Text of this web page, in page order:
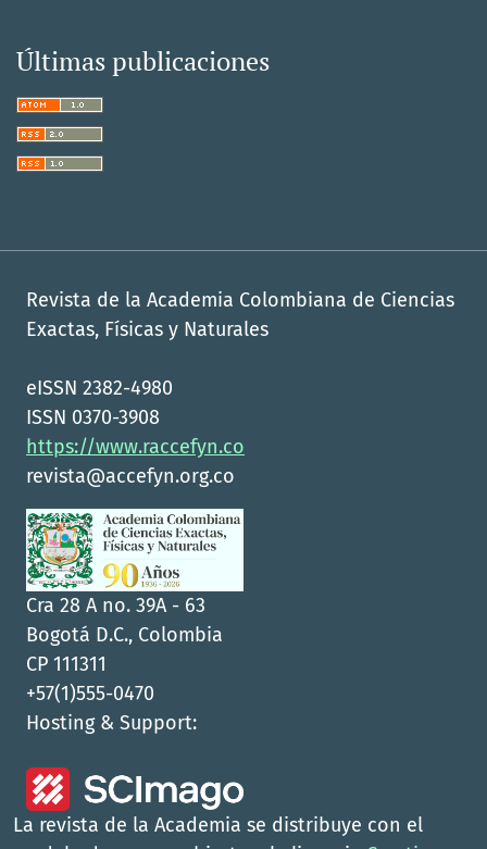
Últimas publicaciones
Revista de la Academia Colombiana de Ciencias
Exactas, Físicas y Naturales
eISSN 2382-4980
ISSN 0370-3908
https://www.raccefyn.co
revista@accefyn.org.co
Cra 28 A no. 39A - 63
Bogotá D.C., Colombia
CP 111311
+57(1)555-0470
Hosting & Support:
La revista de la Academia se distribuye con el